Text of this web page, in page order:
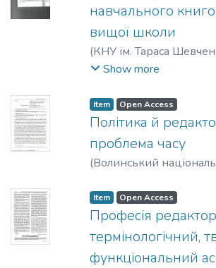
навчального
вищої школи
(КНУ ім. Тараса
Світлана Борисівна
Show more
Item Open Access
Політика й
проблема часу
(Волинський
Item Open Access
Професія
термінологічний,
функціональний